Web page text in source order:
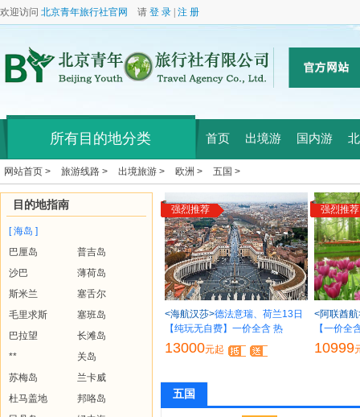
欢迎访问 北京青年旅行社官网 请 登 录 注 册
所有目的地分类 首页 出境游 国内游
网站首页 > 旅游线路 > 出境旅游 > 欧洲 > 五国 >
目的地指南
[ 海岛 ]
巴厘岛
普吉岛
沙巴
薄荷岛
斯米兰
塞舌尔
毛里求斯
塞班岛
巴拉望
长滩岛
**
关岛
苏梅岛
兰卡威
杜马盖地
邦咯岛
强烈推荐
<海航汉莎>德法意瑞、荷兰13日
【纯玩无自费】一价全含 热
13000元起
强烈推荐
<阿联酋航
【一价全
10999
五国